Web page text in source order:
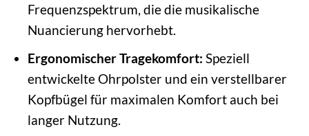
Frequenzspektrum, die die musikalische
Nuancierung hervorhebt.
Ergonomischer Tragekomfort: Speziell
entwickelte Ohrpolster und ein verstellbarer
Kopfbügel für maximalen Komfort auch bei
langer Nutzung.